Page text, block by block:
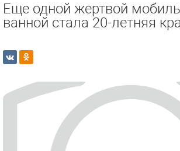
Еще одной жертвой
ванной стала 20-летняя